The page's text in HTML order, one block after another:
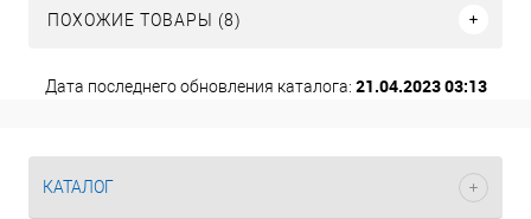
ПОХОЖИЕ ТОВАРЫ (8)
Дата последнего обновления каталога: 21.04.2023 03:13
КАТАЛОГ